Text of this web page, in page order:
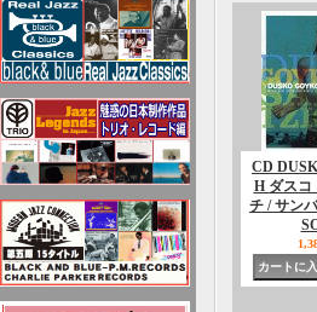
CD
H ダスコ
チ / サン